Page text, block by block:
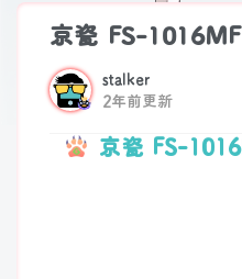
京瓷 FS-
stalker
2年前更新
京瓷 FS-